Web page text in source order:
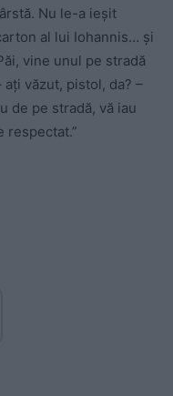
Nu le-a ieșit
al lui Iohannis… și
vine unul pe stradă
văzut, pistol, da? –
de pe stradă, vă iau
respectat.”